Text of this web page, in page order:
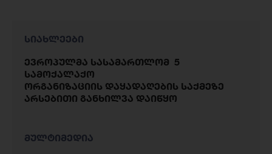
სიახლეები
ევროპულმა სასამართლომ 5
სამოქალაქო
ორგანიზაციის დაყადაღების საქმეზე
არსებითი განხილვა დაიწყო
მულტიმედია